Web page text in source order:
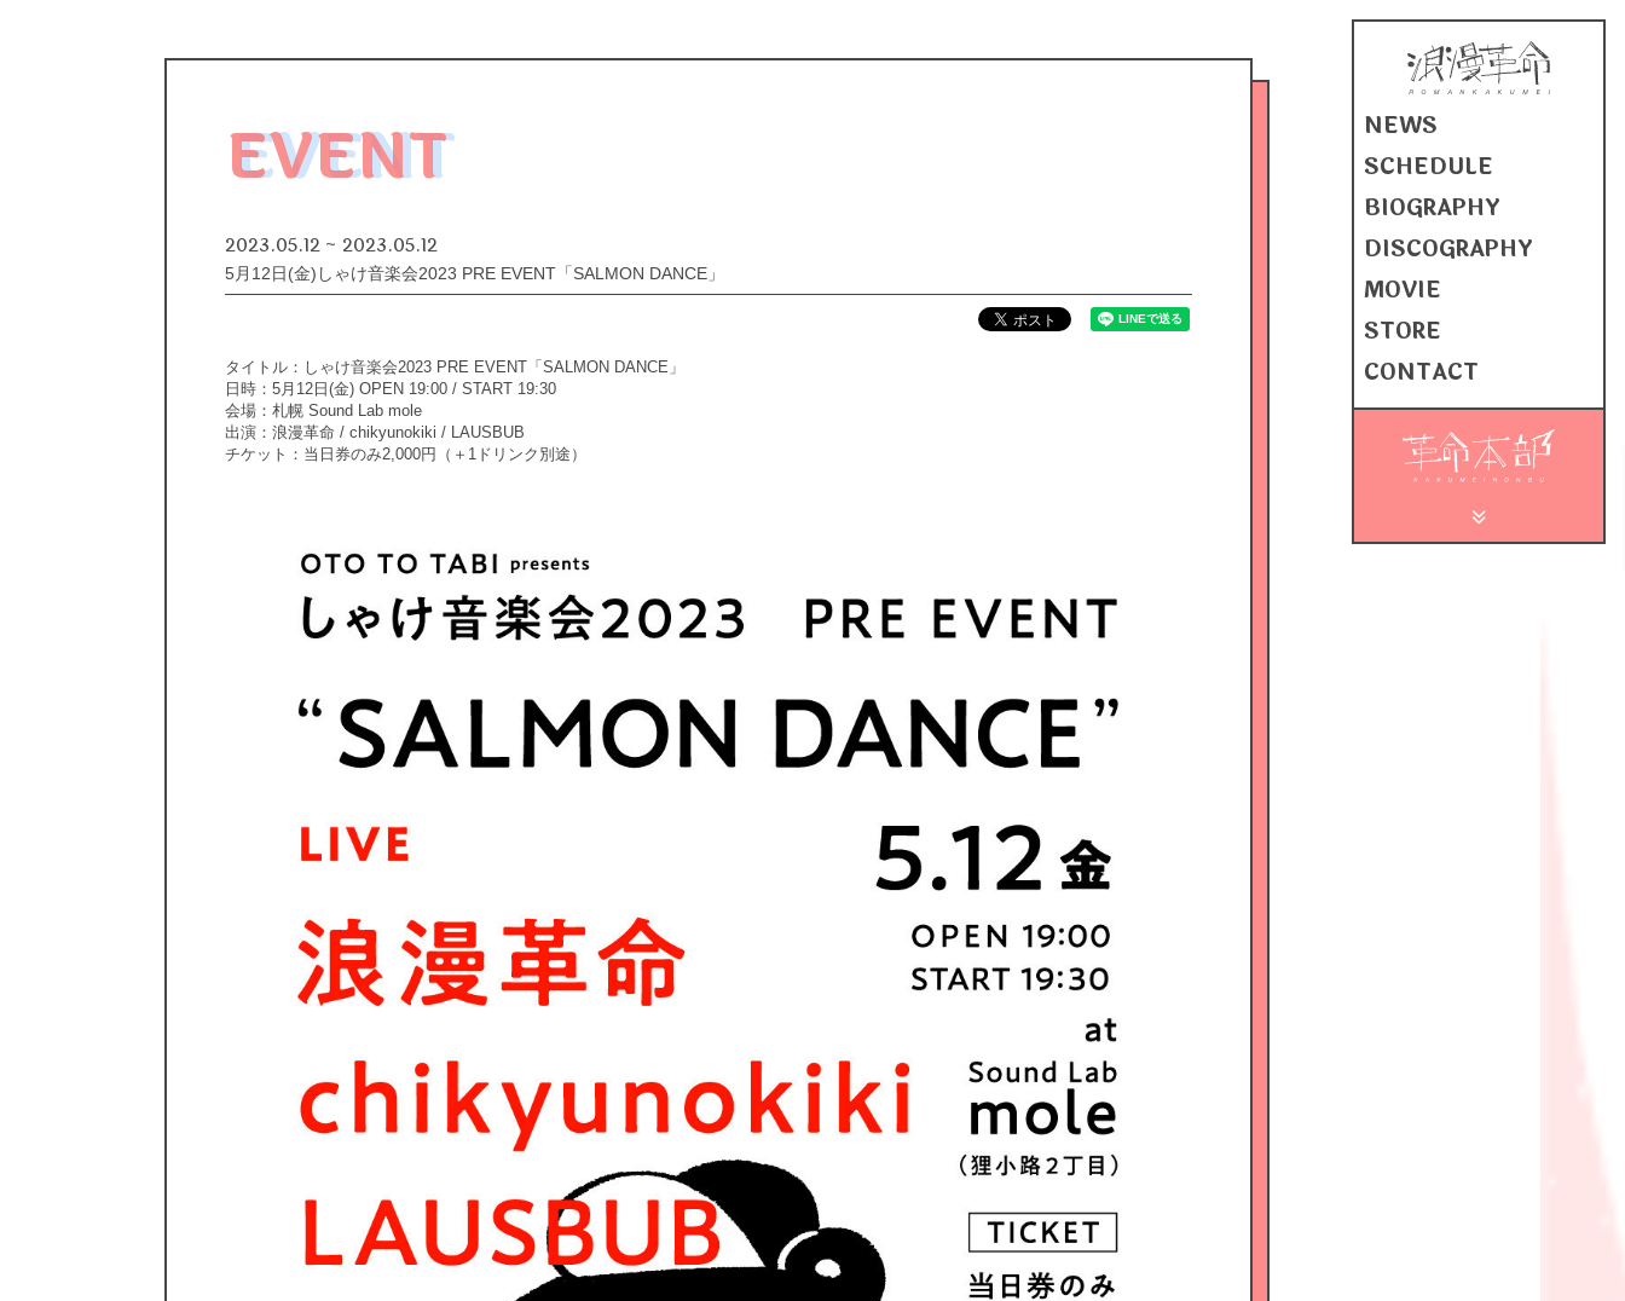
NEWS
SCHEDULE
BIOGRAPHY
DISCOGRAPHY
MOVIE
STORE
CONTACT
EVENT
2023.05.12 ~ 2023.05.12
5月12日(金)しゃけ音楽会2023 PRE EVENT「SALMON DANCE」
タイトル：しゃけ音楽会2023 PRE EVENT「SALMON DANCE」
日時：5月12日(金) OPEN 19:00 / START 19:30
会場：札幌 Sound Lab mole
出演：浪漫革命 / chikyunokiki / LAUSBUB
チケット：当日券のみ2,000円（＋1ドリンク別途）